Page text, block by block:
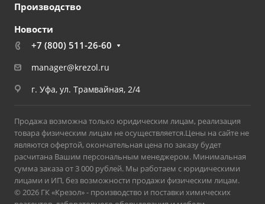
Производство
Новости
+7 (800) 511-26-60
manager@krezol.ru
г. Уфа, ул. Трамвайная, 2/4
Продажа возможна только юридическим лицам, реализация
товара физическим лицам не осуществляется.Цены на сайте не
являются офертой, окончательная цена по заказу будет
расчитана Вашим персональным менеджером. Минимальная
сумма заказа от 3 000 рублей. Мы работаем с юридическими
лицами и ИП, без возможности продажи физическим лицам.
© 2026 ГК «Крезол» - производство и поставки химических